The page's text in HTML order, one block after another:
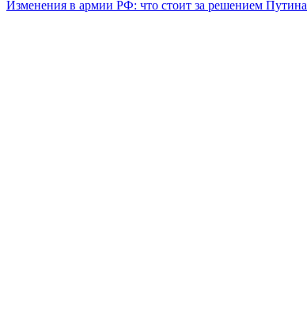
Изменения в армии РФ: что стоит за решением Путина